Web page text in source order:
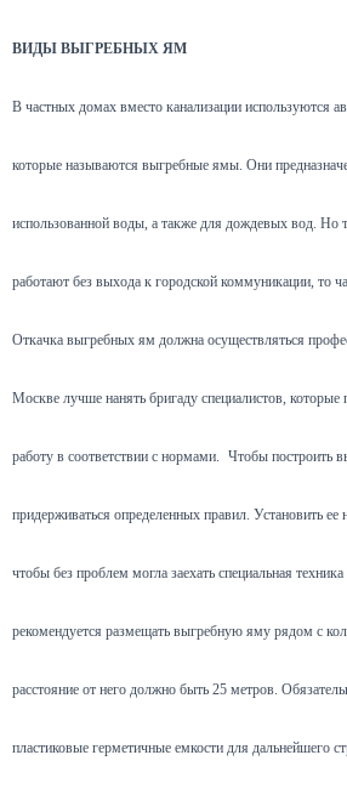
ВИДЫ ВЫГРЕБНЫХ ЯМ
В частных домах вместо канализации используются
которые называются выгребные ямы. Они
использованной воды, а также для дождевых вод. Но
работают без выхода к городской коммуникации, то
Откачка выгребных ям должна осуществляться
Москве лучше нанять бригаду специалистов, которые
работу в соответствии с нормами. Чтобы построить
придерживаться определенных правил. Установить ее
чтобы без проблем могла заехать специальная
рекомендуется размещать выгребную яму рядом с
расстояние от него должно быть 25 метров.
пластиковые герметичные емкости для дальнейшего